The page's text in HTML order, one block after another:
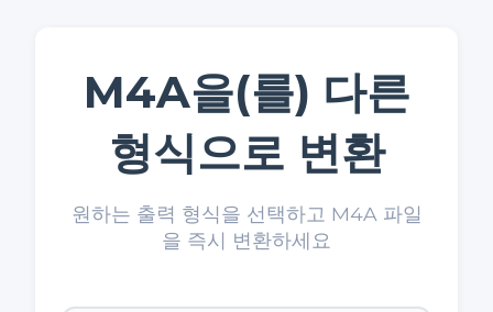
M4A을(를) 다른
형식으로 변환
원하는 출력 형식을 선택하고 M4A 파일
을 즉시 변환하세요